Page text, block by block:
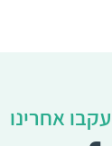
עקבו אחרינו